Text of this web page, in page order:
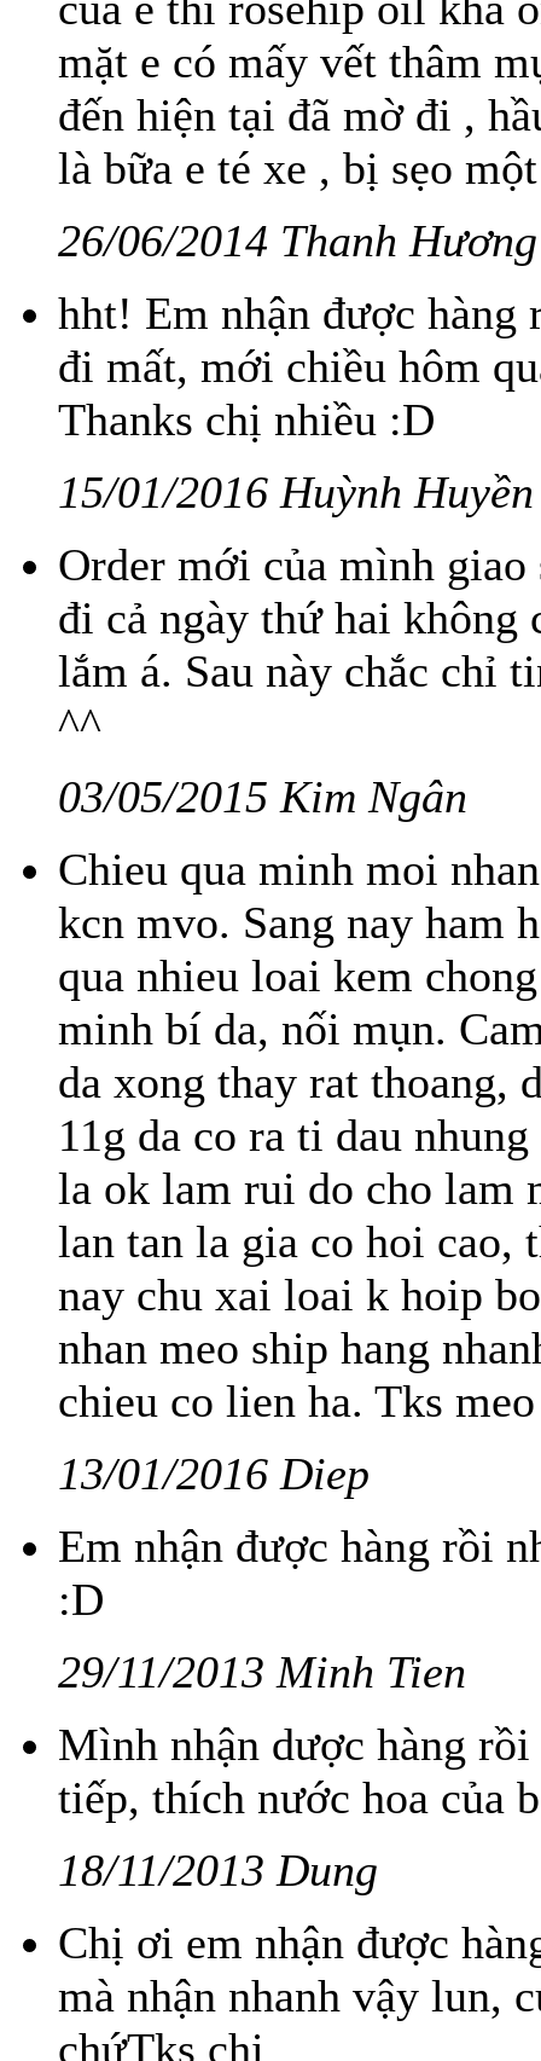
mặt e có mấy vết thâm
đến hiện tại đã mờ đi ,
là bữa e té xe , bị sẹo
26/06/2014 Thanh Hương
hht! Em nhận được hàng
đi mất, mới chiều hôm
Thanks chị nhiều :D
15/01/2016 Huỳnh
Order mới của mình
đi cả ngày thứ hai không
lắm á. Sau này chắc chỉ
^^
03/05/2015 Kim Ngân
Chieu qua minh moi
kcn mvo. Sang nay ham
qua nhieu loai kem
minh bí da, nối mụn.
da xong thay rat thoang,
11g da co ra ti dau
la ok lam rui do cho lam
lan tan la gia co hoi cao,
nay chu xai loai k hoip
nhan meo ship hang
chieu co lien ha. Tks
13/01/2016 Diep
Em nhận được hàng rồi
:D
29/11/2013 Minh Tien
Mình nhận dược hàng rồi
tiếp, thích nước hoa của
18/11/2013 Dung
Chị ơi em nhận được
mà nhận nhanh vậy lun,
chứTks chị